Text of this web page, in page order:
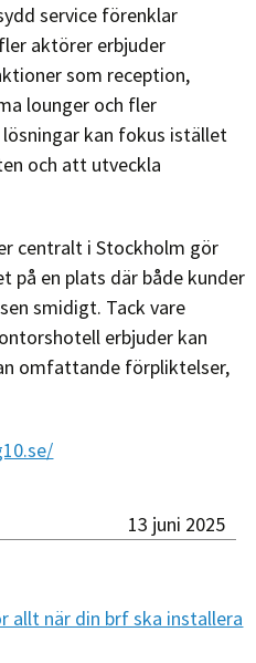
service förenklar
aktörer erbjuder
som reception,
lounger och fler
kan fokus istället
och att utveckla
centralt i Stockholm gör
på en plats där både kunder
smidigt. Tack vare
erbjuder kan
omfattande förpliktelser,
13 juni 2025
allt när din brf ska installera